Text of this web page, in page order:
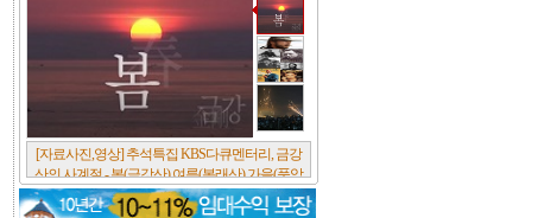
[서울포스트논단] 담배에 관한 추억, 연도별 우리
나라 금연정책 및 금연구역 확대 추이, 정부가 아
무리 더 해롭다고 사기를 쳐대도 피워 본 사람은
다 안다, 전자담배시장은 10년새 폭발적 증가세..